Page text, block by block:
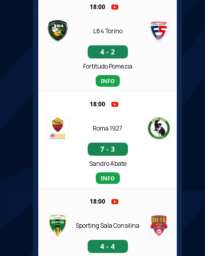
18:00
L84 Torino
4 - 2
Fortitudo Pomezia
INFO
18:00
Roma 1927
7 - 3
Sandro Abate
INFO
18:00
Sporting Sala Consilina
4 - 4